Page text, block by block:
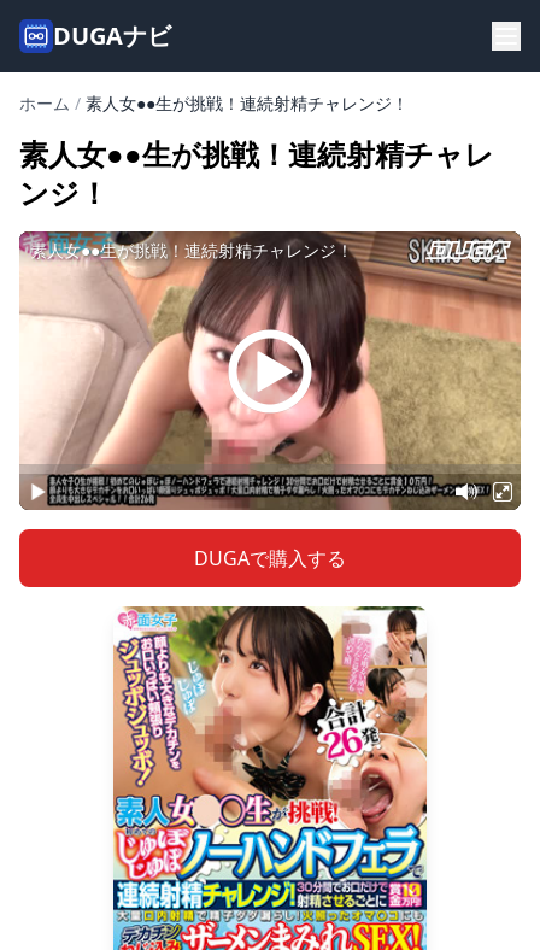
DUGAナビ
ホーム / 素人女●●生が挑戦！連続射精チャレンジ！
素人女●●生が挑戦！連続射精チャレ
ンジ！
DUGAで購入する